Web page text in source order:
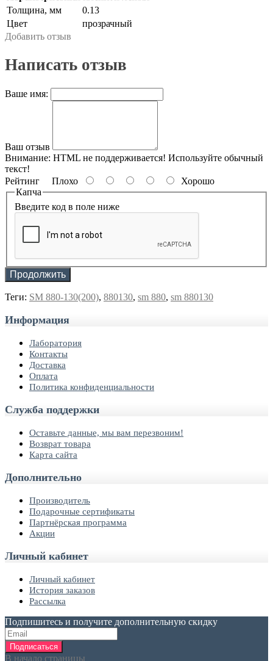
Толщина, мм
0.13
Цвет
прозрачный
Добавить отзыв
Написать отзыв
Ваше имя:
Ваш отзыв
Внимание: HTML не поддерживается! Используйте обычный
текст!
Рейтинг Плохо
Хорошо
Капча
Введите код в поле ниже
Продолжить
Теги: SM 880-130(200), 880130, sm 880, sm 880130
Информация
Лаборатория
Контакты
Доставка
Оплата
Политика конфиденциальности
Служба поддержки
Оставьте данные, мы вам перезвоним!
Возврат товара
Карта сайта
Дополнительно
Производитель
Подарочные сертификаты
Партнёрская программа
Акции
Личный кабинет
Личный кабинет
История заказов
Рассылка
Подпишитесь и получите дополнительную скидку
Подписаться
В начало страницы